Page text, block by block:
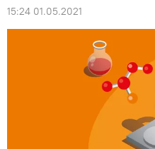
15:24 01.05.2021